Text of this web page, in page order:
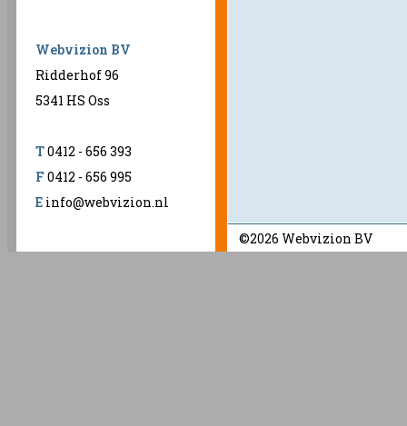
©2026 Webvizion BV
Webvizion BV
Ridderhof 96
5341 HS Oss
T0412 - 656 393
F 0412 - 656 995
E info@webvizion.nl